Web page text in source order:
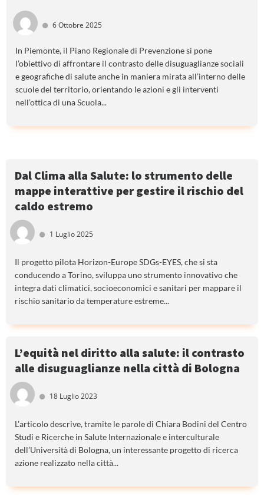
6 Ottobre 2025
In Piemonte, il Piano Regionale di Prevenzione si pone
l’obiettivo di affrontare il contrasto delle disuguaglianze sociali
e geografiche di salute anche in maniera mirata all’interno delle
scuole del territorio, orientando le azioni e gli interventi
nell’ottica di una Scuola...
Dal Clima alla Salute: lo strumento delle
mappe interattive per gestire il rischio del
caldo estremo
1 Luglio 2025
Il progetto pilota Horizon-Europe SDGs-EYES, che si sta
conducendo a Torino, sviluppa uno strumento innovativo che
integra dati climatici, socioeconomici e sanitari per mappare il
rischio sanitario da temperature estreme...
L’equità nel diritto alla salute: il contrasto
alle disuguaglianze nella città di Bologna
18 Luglio 2023
L’articolo descrive, tramite le parole di Chiara Bodini del Centro
Studi e Ricerche in Salute Internazionale e interculturale
dell’Università di Bologna, un interessante progetto di ricerca
azione realizzato nella città...